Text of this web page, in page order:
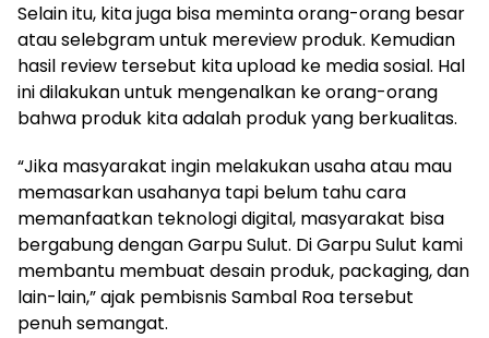
Selain itu, kita juga bisa meminta orang-orang besar
atau selebgram untuk mereview produk. Kemudian
hasil review tersebut kita upload ke media sosial. Hal
ini dilakukan untuk mengenalkan ke orang-orang
bahwa produk kita adalah produk yang berkualitas.
“Jika masyarakat ingin melakukan usaha atau mau
memasarkan usahanya tapi belum tahu cara
memanfaatkan teknologi digital, masyarakat bisa
bergabung dengan Garpu Sulut. Di Garpu Sulut kami
membantu membuat desain produk, packaging, dan
lain-lain,” ajak pembisnis Sambal Roa tersebut
penuh semangat.